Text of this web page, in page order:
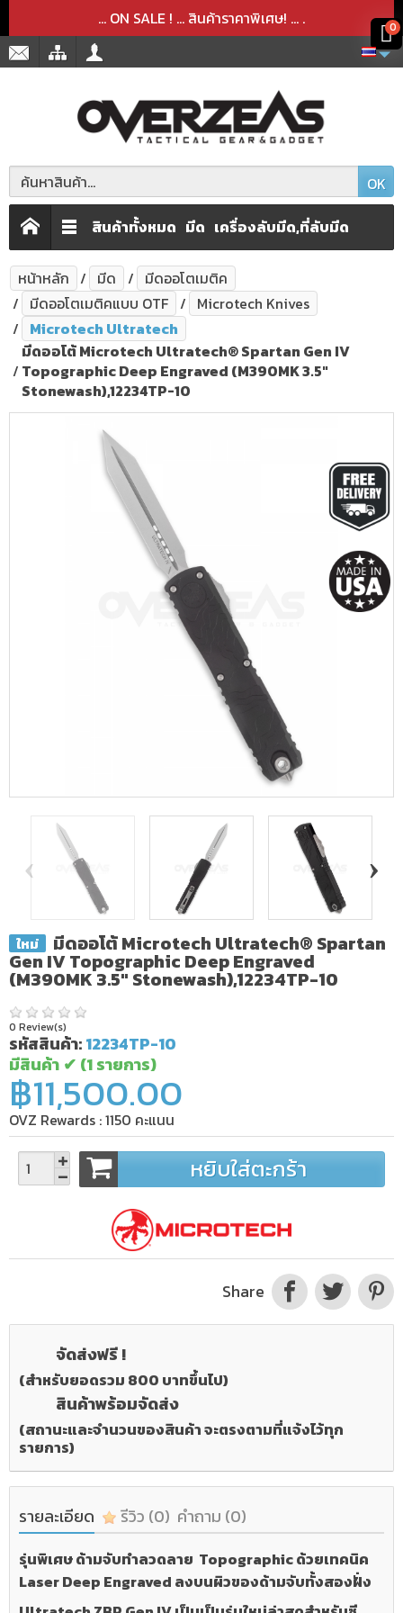
... ON SALE ! ... สินค้าราคาพิเศษ! ... .
OK
สินค้าทั้งหมด มีด เครื่องลับมีด,ที่ลับมีด
หน้าหลัก มีด
มีดออโตเมติค
มีดออโตเมติคแบบ OTF
Microtech Knives
Microtech Ultratech
มีดออโต้ Microtech Ultratech® Spartan Gen IV
Topographic Deep Engraved (M390MK 3.5"
Stonewash),12234TP-10
‹ ›
ใหม่ มีดออโต้ Microtech Ultratech® Spartan
Gen IV Topographic Deep Engraved
(M390MK 3.5" Stonewash),12234TP-10
0 Review(s)
รหัสสินค้า:12234TP-10
มีสินค้า ✔ (1 รายการ)
฿11,500.00
OVZ Rewards :1150 คะแนน
หยิบใส่ตะกร้า
Share
จัดส่งฟรี !
(สำหรับยอดรวม 800 บาทขึ้นไป)
สินค้าพร้อมจัดส่ง
(สถานะและจำนวนของสินค้า จะตรงตามที่แจ้งไว้ทุก
รายการ)
รายละเอียด รีวิว (0) คำถาม (0)
รุ่นพิเศษ ด้ามจับทำลวดลาย Topographic ด้วยเทคนิค
Laser Deep Engraved ลงบนผิวของด้ามจับทั้งสองฝั่ง
สินค้าได้เพิ่มลงในตะกร้าเรียบร้อยแล้ว
สินค้าได้ถูกลบออกจากตะกร้าเรียบร้อยแล้ว
0